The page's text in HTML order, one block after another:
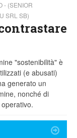
- (SENIOR
SRL SB)
"sostenibilità" è
(e abusati)
generato un
nonché di